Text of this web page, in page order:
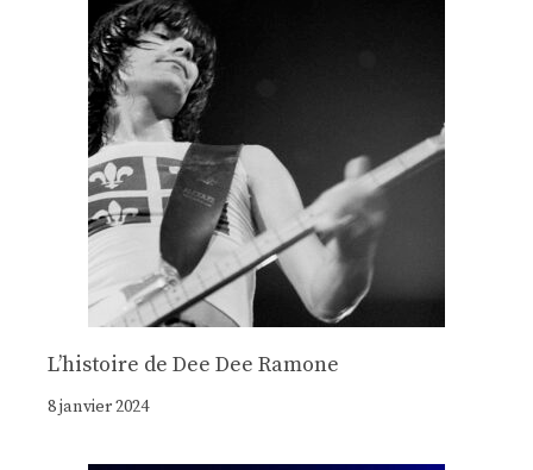
Lʼhistoire de Dee Dee Ramone
8 janvier 2024